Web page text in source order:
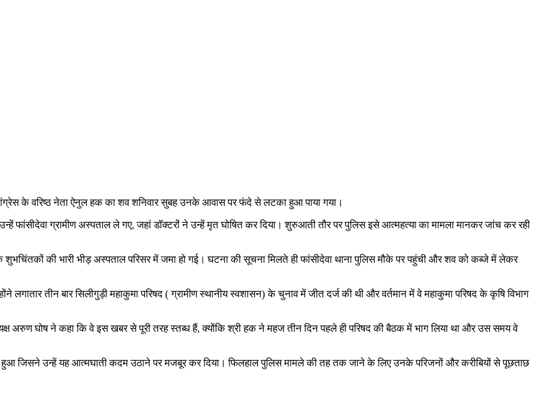
के वरिष्ठ नेता ऐनुल हक का शव शनिवार सुबह उनके आवास पर फंदे से लटका हुआ पाया गया।
ग्रामीण अस्पताल ले गए, जहां डॉक्टरों ने उन्हें मृत घोषित कर दिया। शुरुआती तौर पर पुलिस इसे आत्महत्या का मामला मानकर जांच कर रही
की भारी भीड़ अस्पताल परिसर में जमा हो गई। घटना की सूचना मिलते ही फांसीदेवा थाना पुलिस मौके पर पहुंची और शव को कब्जे में लेकर
तीन बार सिलीगुड़ी महाकुमा परिषद ( ग्रामीण स्थानीय स्वशासन) के चुनाव में जीत दर्ज की थी और वर्तमान में वे महाकुमा परिषद के कृषि विभाग
अरुण घोष ने कहा कि वे इस खबर से पूरी तरह स्तब्ध हैं, क्योंकि श्री हक ने महज तीन दिन पहले ही परिषद की बैठक में भाग लिया था और उस समय वे
हुआ जिसने उन्हें यह आत्मघाती कदम उठाने पर मजबूर कर दिया। फिलहाल पुलिस मामले की तह तक जाने के लिए उनके परिजनों और करीबियों से पूछताछ